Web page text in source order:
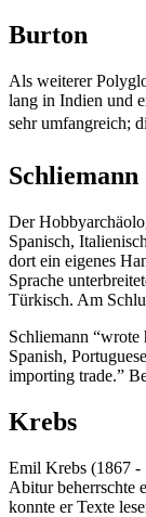
Burton
Als weiterer
lang in Indien und
sehr umfangreich;
Schliemann
Der
Spanisch,
dort ein eigenes
Sprache
Türkisch. Am
Schliemann
Spanish,
importing trade.”
Krebs
Emil Krebs (1867 -
Abitur beherrschte
konnte er Texte